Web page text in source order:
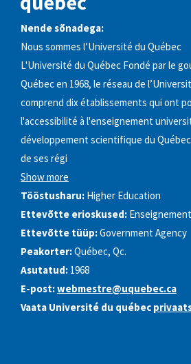
Nende sõnadega:
Nous sommes l’Université du Québec
L'Université du Québec Fondé par le
Québec en 1968, le réseau de
comprend dix établissements qui ont
l'accessibilité à l'enseignement
développement scientifique du
de ses régi
Show more
Tööstusharu: Higher Education
Ettevõtte erioskused:
Ettevõtte tüüp:Government Agency
Peakorter:Québec, Qc.
Asutatud: 1968
E-post:webmestre@uquebec.ca
Vaata Université du québec